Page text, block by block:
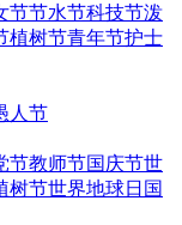
节节水节科技节泼
植树节青年节护士
人节
节教师节国庆节世
树节世界地球日 国